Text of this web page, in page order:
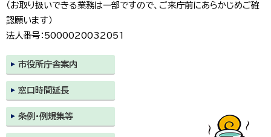
（お取り扱いできる業務は一部ですので、ご来庁前にあらかじめご確
認願います）
法人番号：5000020032051
市役所庁舎案内
窓口時間延長
条例・例規集等